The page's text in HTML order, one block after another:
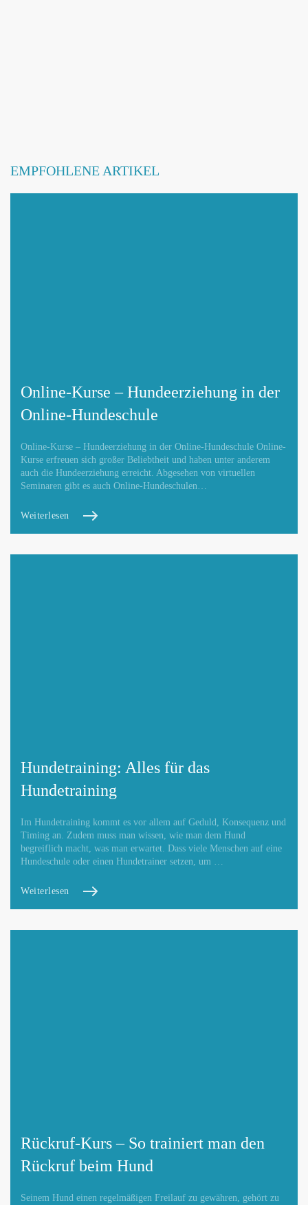
EMPFOHLENE ARTIKEL
Online-Kurse – Hundeerziehung in der
Online-Hundeschule
Online-Kurse – Hundeerziehung in der Online-Hundeschule Online-
Kurse erfreuen sich großer Beliebtheit und haben unter anderem
auch die Hundeerziehung erreicht. Abgesehen von virtuellen
Seminaren gibt es auch Online-Hundeschulen…
Weiterlesen
Hundetraining: Alles für das
Hundetraining
Im Hundetraining kommt es vor allem auf Geduld, Konsequenz und
Timing an. Zudem muss man wissen, wie man dem Hund
begreiflich macht, was man erwartet. Dass viele Menschen auf eine
Hundeschule oder einen Hundetrainer setzen, um …
Weiterlesen
Rückruf-Kurs – So trainiert man den
Rückruf beim Hund
Seinem Hund einen regelmäßigen Freilauf zu gewähren, gehört zu